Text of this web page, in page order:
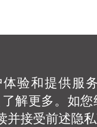
验和提供服
了解更多。如
并接受前述隐